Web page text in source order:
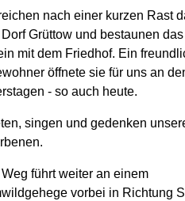
nach einer kurzen Rast
Grüttow und bestaunen das
mit dem Friedhof. Ein
öffnete sie für uns an
- so auch heute.
singen und gedenken
führt weiter an einem
vorbei in Richtung